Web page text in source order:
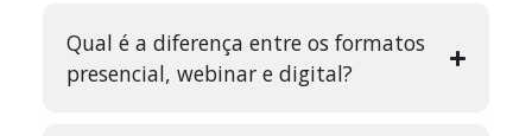
Qual é a diferença entre os formatos
presencial, webinar e digital?